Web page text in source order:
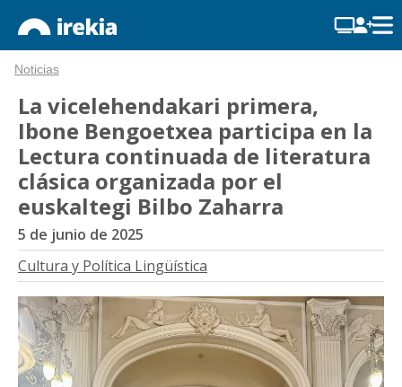
Noticias
La vicelehendakari primera,
Ibone Bengoetxea participa en la
Lectura continuada de literatura
clásica organizada por el
euskaltegi Bilbo Zaharra
5 de junio de 2025
Cultura y Política Lingüística